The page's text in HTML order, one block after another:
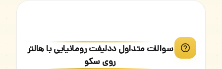
سوالات متداول ددلیفت رومانیایی با هالتر
روی سکو